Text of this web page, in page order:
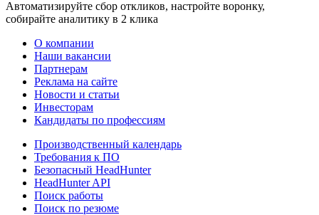
Автоматизируйте сбор откликов, настройте воронку,
собирайте аналитику в 2 клика
О компании
Наши вакансии
Партнерам
Реклама на сайте
Новости и статьи
Инвесторам
Кандидаты по профессиям
Производственный календарь
Требования к ПО
Безопасный HeadHunter
HeadHunter API
Поиск работы
Поиск по резюме